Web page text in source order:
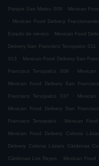
Parque San Mateo 009 . Mexican
.
Mexican Food Delivery
Estado de mexico . Mexican Food
Delivery San Francisco Tenopalco 011
013 . Mexican Food Delivery San
Francisco Tenopalco 008 .
Mexican Food Delivery San
Francisco Tenopalco 037 .
Mexican Food Delivery San
Francisco Tenopalco . Mexican
Mexican Food Delivery Colonia
Delivery Colonia Lázaro Cárdenas
Cárdenas Los Reyes . Mexican Food